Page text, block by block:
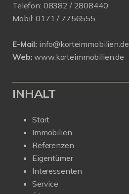
Telefon: 08382 / 2808440
Mobil: 0171 / 7756555
E-Mail: info@korteimmobilien.de
Web: www.korteimmobilien.de
INHALT
Start
Immobilien
Referenzen
Eigentümer
Interessenten
Service